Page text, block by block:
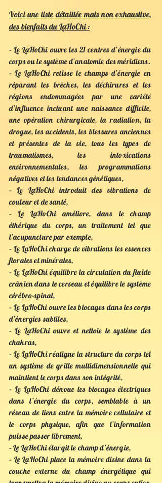
Voici une liste détaillée mais non exhaustive,
des bienfaits du LaHoChi :
– Le LaHoChi ouvre les 21 centres d’énergie du
corps ou le système d’anatomie des méridiens.
– Le LaHoChi retisse le champs d’énergie en
réparant les brèches, les déchirures et les
régions endommagées par une variété
d’influence incluant une naissance difficile,
une opération chirurgicale, la radiation, la
drogue, les accidents, les blessures anciennes
et présentes de la vie, tous les types de
traumatismes, les intoxications
environnementales, les programmations
négatives et les tendances génétiques,
– Le LaHoChi introduit des vibrations de
couleur et de santé,
– Le LaHoChi améliore, dans le champ
éthérique du corps, un traitement tel que
l’acupuncture par exemple,
– Le LaHoChi charge de vibrations les essences
florales et minérales,
– Le LaHoChi équilibre la circulation du fluide
crânien dans le cerveau et équilibre le système
cérébro-spinal,
– Le LaHoChi ouvre les blocages dans les corps
d’énergies subtiles,
– Le LaHoChi ouvre et nettoie le système des
chakras,
– Le LaHoChi réaligne la structure du corps tel
un système de grille multidimensionnelle qui
maintient le corps dans son intégrité,
– Le LaHoChi dénoue les blocages électriques
dans l’énergie du corps, semblable à un
réseau de liens entre la mémoire cellulaire et
le corps physique, afin que l’information
puisse passer librement,
– Le LaHoChi élargit le champ d’énergie,
– Le LaHoChi place la mémoire divine dans la
couche externe du champ énergétique qui